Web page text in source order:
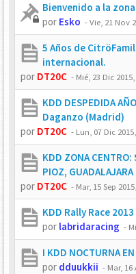
Bienvenido a la
por Esko -Vie, 21 Nov
5 Años de
internacional.
por DT20C - Mié, 23 Dic
KDD DESPEDIDA
Daganzo (Madrid)
por DT20C - Lun, 07 Dic
KDD ZONA CENTRO:
PIOZ, GUADALAJARA
por DT20C - Mar, 15 Sep
KDD Rally Race 2013
por labridaracing -
I KDD NOCTURNA
por dduukkii - Mar, 16